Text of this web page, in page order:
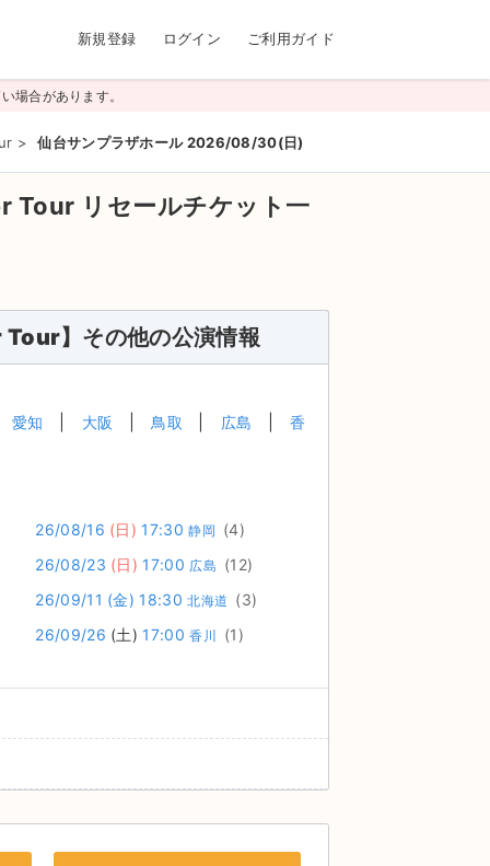
新規登録 ログイン ご利用ガイド
場合があります。
> 仙台サンプラザホール 2026/08/30(日)
Tour リセールチケット一
】その他の公演情報
愛知 大阪 鳥取 広島
香
26/08/16 (日) 17:30 静岡 (4)
26/08/23 (日) 17:00 広島 (12)
26/09/11 (金) 18:30 北海道 (3)
26/09/26 (土) 17:00 香川
(1)